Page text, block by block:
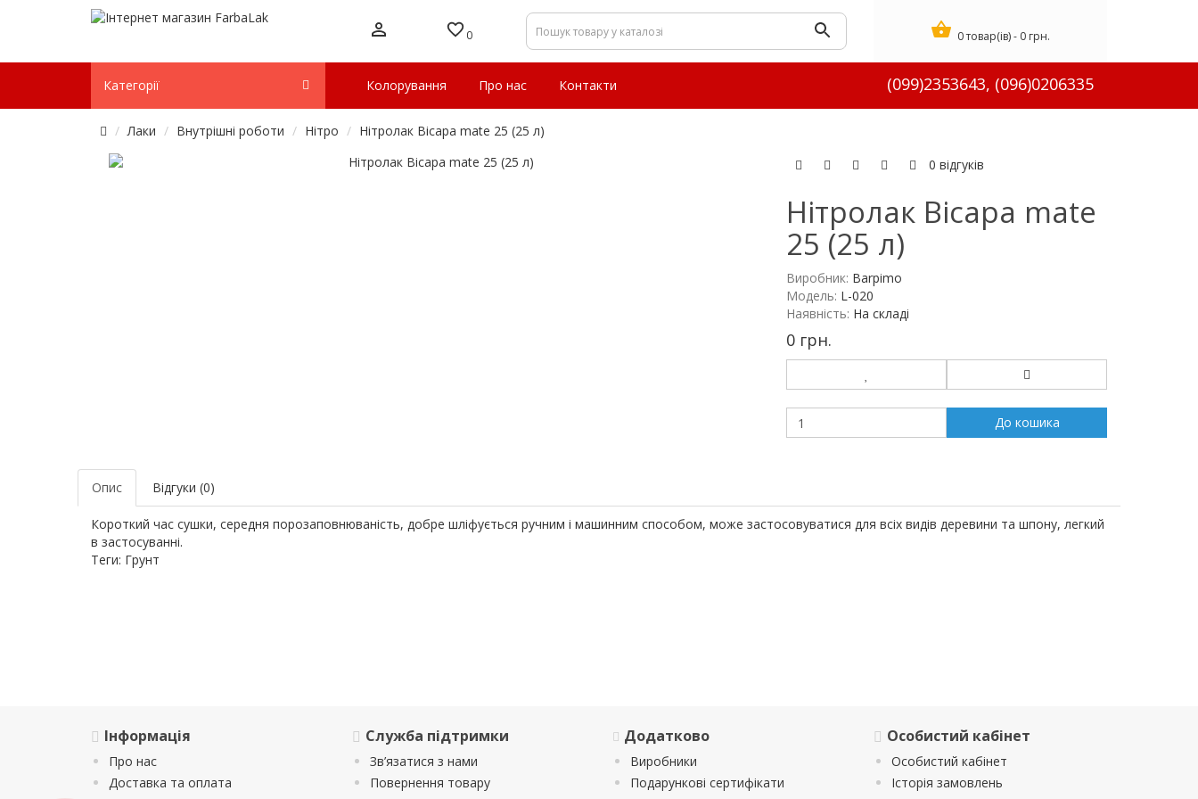
0 0 товар(ів) - 0 грн.
Категорії Колорування Про нас Контакти (099)2353643, (096)0206335
Лаки Внутрішні роботи Нітро
Нітролак Bicapa mate 25 (25 л)
0 відгуків
Нітролак Bicapa mate
25 (25 л)
Виробник: Barpimo
Модель: L-020
Наявність: На складі
0 грн.
До кошика
Опис Відгуки (0)
Короткий час сушки, середня порозаповнюваність, добре шліфується ручним і машинним способом, може застосовуватися для всіх видів деревини та шпону, легкий
в застосуванні.
Теги: Грунт
Інформація
Про нас
Доставка та оплата
Служба підтримки
Зв’язатися з нами
Повернення товару
Додатково
Виробники
Подарункові сертифікати
Особистий кабінет
Особистий кабінет
Історія замовлень